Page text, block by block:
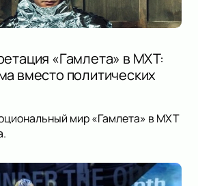
«Гамлета» в МХТ:
вместо политических
мир «Гамлета» в МХТ